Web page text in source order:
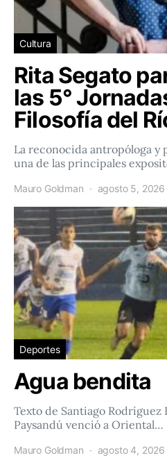
Cultura
Rita Segato
las 5°
Filosofía del
La reconocida antropóloga y
una de las principales
Mauro Goldman agosto 5, 2026
Deportes
Agua bendita
Texto de Santiago Rodríguez
Paysandú venció a Oriental…
Mauro Goldman agosto 4, 2026